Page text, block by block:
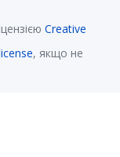
Creative
, якщо не